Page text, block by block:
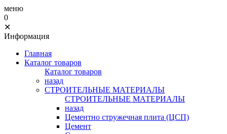
меню
0
✕
Информация
Главная
Каталог товаров
Каталог товаров
назад
СТРОИТЕЛЬНЫЕ МАТЕРИАЛЫ
СТРОИТЕЛЬНЫЕ МАТЕРИАЛЫ
назад
Цементно стружечная плита (ЦСП)
Цемент